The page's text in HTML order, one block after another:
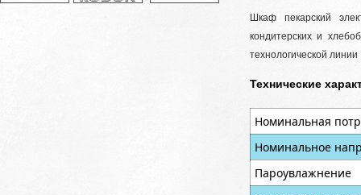
Шкаф пекарский
кондитерских и
технологической линии
Технические
Номинальная
Номинальное
Пароувлажнение